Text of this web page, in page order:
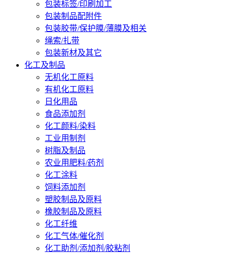
包装标签/印刷加工
包装制品配附件
包装胶带/保护膜/薄膜及相关
绳索/扎带
包装新材及其它
化工及制品
无机化工原料
有机化工原料
日化用品
食品添加剂
化工颜料/染料
工业用制剂
树脂及制品
农业用肥料/药剂
化工涂料
饲料添加剂
塑胶制品及原料
橡胶制品及原料
化工纤维
化工气体/催化剂
化工助剂/添加剂/胶粘剂